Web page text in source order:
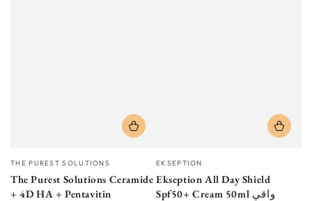
Vendor:
THE PUREST SOLUTIONS
The Purest Solutions Ceramide
+ 4D HA + Pentavitin
Vendor:
EKSEPTION
Ekseption All Day Shield
Spf50+ Cream 50ml واقي